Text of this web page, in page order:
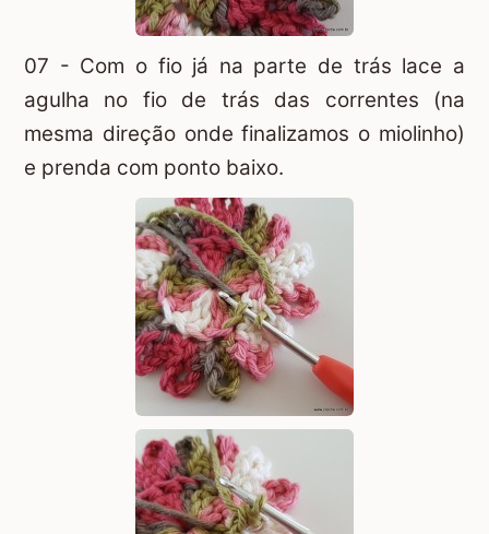
07 - Com o fio já na parte de trás lace a
agulha no fio de trás das correntes (na
mesma direção onde finalizamos o miolinho)
e prenda com ponto baixo.